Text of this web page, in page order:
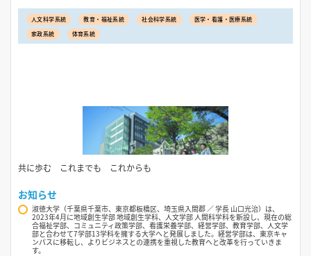
人文科学系統 教育・福祉系統 社会科学系統
医学・看護・医療系統
家政系統
体育系統
共に歩む これまでも これからも
お知らせ
淑徳大学（千葉県千葉市、東京都板橋区、埼玉県入間郡 ／ 学長 山口光治）は、
2023年4月に地域創生学部 地域創生学科、人文学部 人間科学科を新設し、現在の総
合福祉学部、コミュニティ政策学部、看護栄養学部、経営学部、教育学部、人文学
部と合わせて7学部13学科を擁する大学へと発展しました。経営学部は、東京キャ
ンパスに移転し、よりビジネスとの連携を重視した教育へと改革を行っていきま
す。